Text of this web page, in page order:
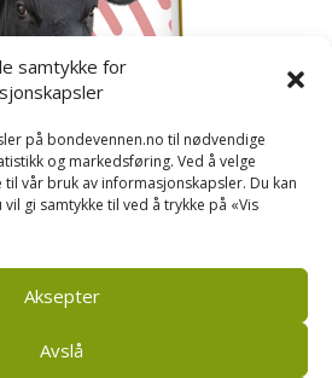
samtykke for
på bondevennen.no til nødvendige
og markedsføring. Ved å velge
til vår bruk av informasjonskapsler. Du kan
gi samtykke til ved å trykke på «Vis
Aksepter
Avslå